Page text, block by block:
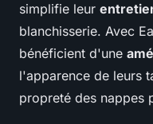
simplifie leur
blanchisserie. Avec
bénéficient d'une
l'apparence de leurs
propreté des nappes